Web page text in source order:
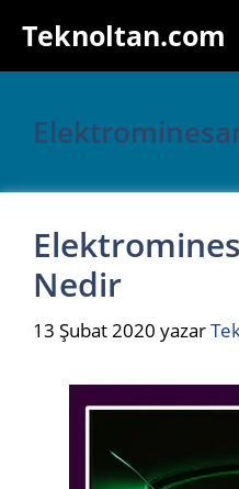
atlaTeknoltan.com
Nedir
13 Şubat 2020 yazar